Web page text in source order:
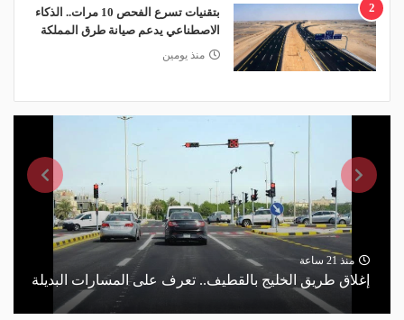
2
بتقنيات تسرع الفحص 10 مرات.. الذكاء
الاصطناعي يدعم صيانة طرق المملكة
منذ يومين
منذ 21 ساعة
إغلاق طريق الخليج بالقطيف.. تعرف على المسارات البديلة